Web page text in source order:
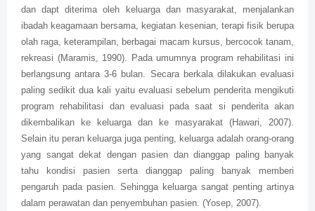
dan dapt diterima oleh keluarga dan masyarakat, menjalankan
ibadah keagamaan bersama, kegiatan kesenian, terapi fisik berupa
olah raga, keterampilan, berbagai macam kursus, bercocok tanam,
rekreasi (Maramis, 1990). Pada umumnya program rehabilitasi ini
berlangsung antara 3-6 bulan. Secara berkala dilakukan evaluasi
paling sedikit dua kali yaitu evaluasi sebelum penderita mengikuti
program rehabilitasi dan evaluasi pada saat si penderita akan
dikembalikan ke keluarga dan ke masyarakat (Hawari, 2007).
Selain itu peran keluarga juga penting, keluarga adalah orang-orang
yang sangat dekat dengan pasien dan dianggap paling banyak
tahu kondisi pasien serta dianggap paling banyak memberi
pengaruh pada pasien. Sehingga keluarga sangat penting artinya
dalam perawatan dan penyembuhan pasien. (Yosep, 2007).